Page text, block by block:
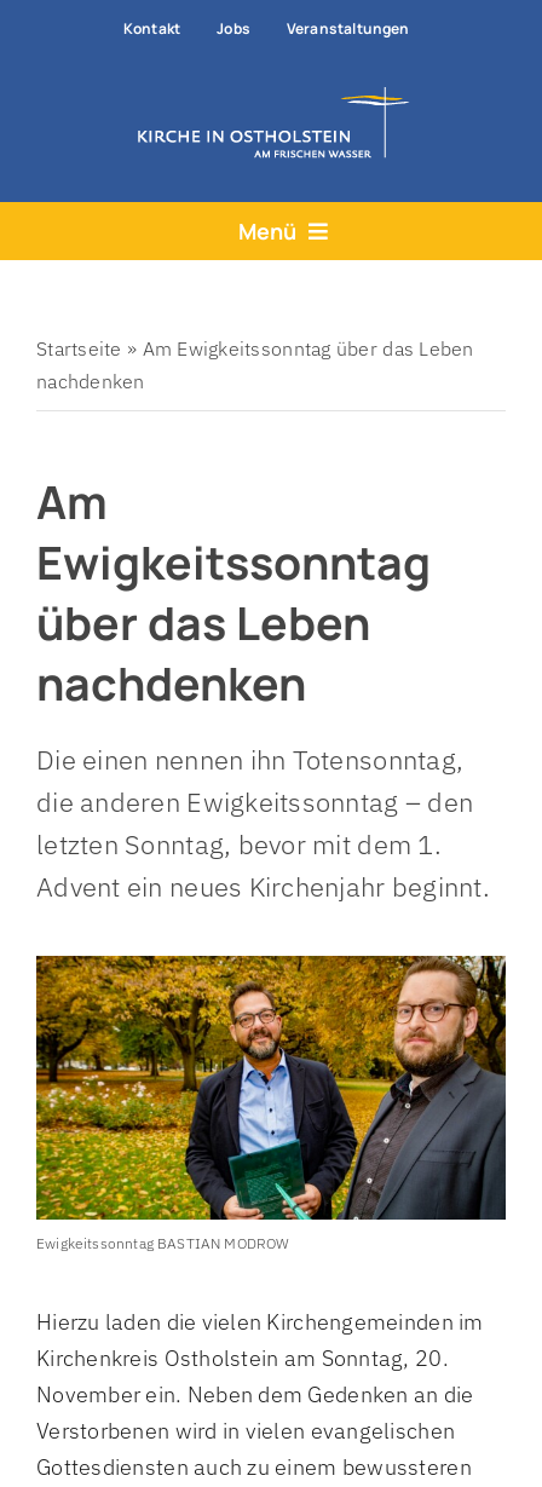
Kontakt Jobs Veranstaltungen
Menü
Angebote
Startseite » Am Ewigkeitssonntag über das Leben
nachdenken
Am
Ewigkeitssonntag
über das Leben
nachdenken
Die einen nennen ihn Totensonntag,
die anderen Ewigkeitssonntag – den
letzten Sonntag, bevor mit dem 1.
Advent ein neues Kirchenjahr beginnt.
Ewigkeitssonntag BASTIAN MODROW
Hierzu laden die vielen Kirchengemeinden im
Kirchenkreis Ostholstein am Sonntag, 20.
November ein. Neben dem Gedenken an die
Verstorbenen wird in vielen evangelischen
Gottesdiensten auch zu einem bewussteren